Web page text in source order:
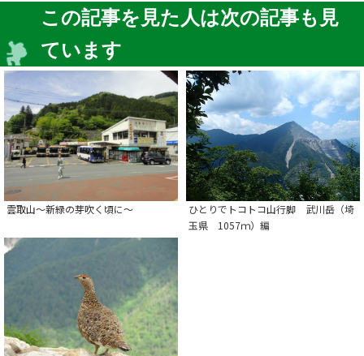
この記事を見た人は次の記事も見
ています
雲取山～新緑の芽吹く頃に～
ひとりでトコトコ山行脚 武川岳（埼
玉県 1057ｍ）編